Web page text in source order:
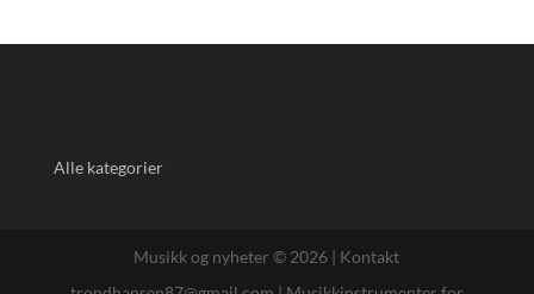
Alle kategorier
Musikk og nyheter © 2026 | Kontakt